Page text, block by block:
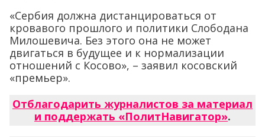
«Сербия должна дистанцироваться от
кровавого прошлого и политики Слободана
Милошевича. Без этого она не может
двигаться в будущее и к нормализации
отношений с Косово», – заявил косовский
«премьер».
Отблагодарить журналистов за материал
и поддержать «ПолитНавигатор».